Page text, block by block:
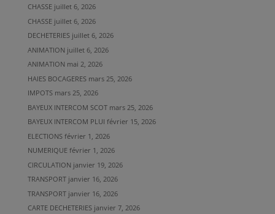
CHASSE juillet 6, 2026
CHASSE juillet 6, 2026
DECHETERIES juillet 6, 2026
ANIMATION juillet 6, 2026
ANIMATION mai 2, 2026
HAIES BOCAGERES mars 25, 2026
IMPOTS mars 25, 2026
BAYEUX INTERCOM SCOT mars 25, 2026
BAYEUX INTERCOM PLUI février 15, 2026
ELECTIONS février 1, 2026
NUMERIQUE février 1, 2026
CIRCULATION janvier 19, 2026
TRANSPORT janvier 16, 2026
TRANSPORT janvier 16, 2026
CARTE DECHETERIES janvier 7, 2026